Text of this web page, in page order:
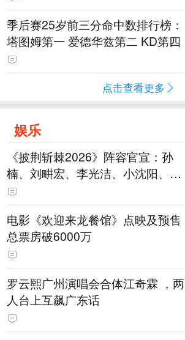
季后赛25岁前三分命中数排行榜：
塔图姆第一 爱德华兹第二 KD第四
点击查看更多
娱乐
《披荆斩棘2026》阵容官宣：孙
楠、刘畊宏、李光洁、小沈阳、余
文乐、王传君等28位艺人
电影《欢迎来龙餐馆》点映及预售
总票房破6000万
罗云熙广州演唱会合体江奇霖 ，两
人台上互飙广东话